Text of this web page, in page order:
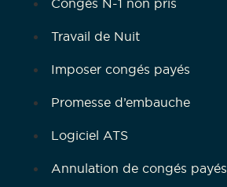
Congés N-1 non pris
Travail de Nuit
Imposer congés payés
Promesse d’embauche
Logiciel ATS
Annulation de congés payés